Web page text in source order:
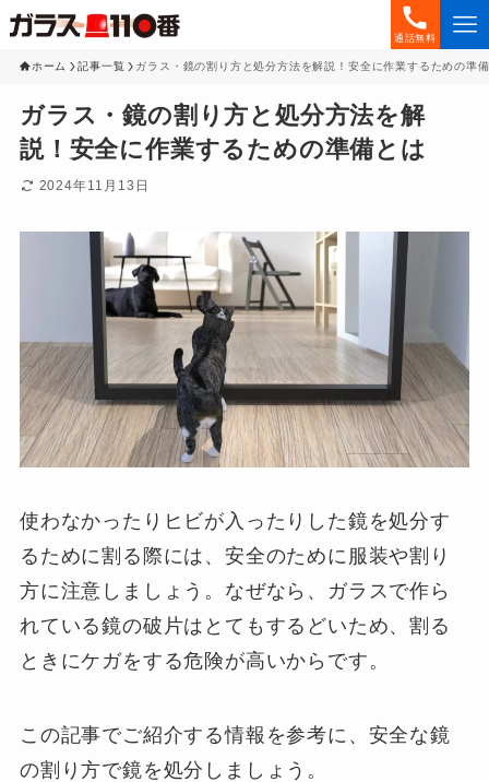
通話無料
ホーム 記事一覧 ガラス・鏡の割り方と処分方法を解説！安全に作業するための準
ガラス・鏡の割り方と処分方法を解
説！安全に作業するための準備とは
2024年11月13日
使わなかったりヒビが入ったりした鏡を処分す
るために割る際には、安全のために服装や割り
方に注意しましょう。なぜなら、ガラスで作ら
れている鏡の破片はとてもするどいため、割る
ときにケガをする危険が高いからです。
この記事でご紹介する情報を参考に、安全な鏡
の割り方で鏡を処分しましょう。